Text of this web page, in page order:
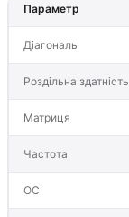
Параметр
Діагональ
Роздільна здатність
Матриця
Частота
ОС